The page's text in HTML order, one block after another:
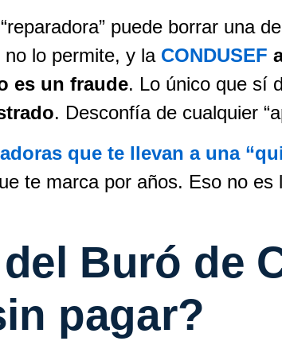
puede borrar una
lo permite, y la CONDUSEF
es un fraude. Lo único que sí
. Desconfía de cualquier
que te llevan a una
te marca por años. Eso no es
Buró de
pagar?